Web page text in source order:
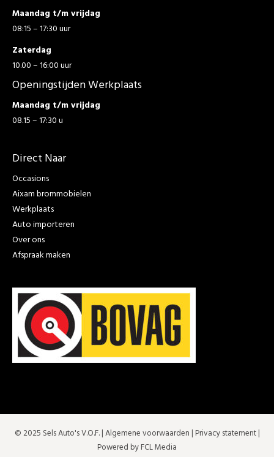
Maandag t/m vrijdag
08:15 – 17:30 uur
Zaterdag
10.00 – 16:00 uur
Openingstijden Werkplaats
Maandag t/m vrijdag
08.15 – 17:30 u
Direct Naar
Occasions
Aixam brommobielen
Werkplaats
Auto importeren
Over ons
Afspraak maken
© 2025 Sels Auto's V.O.F. |Algemene voorwaarden | Privacy statement|
Powered by FCL Media